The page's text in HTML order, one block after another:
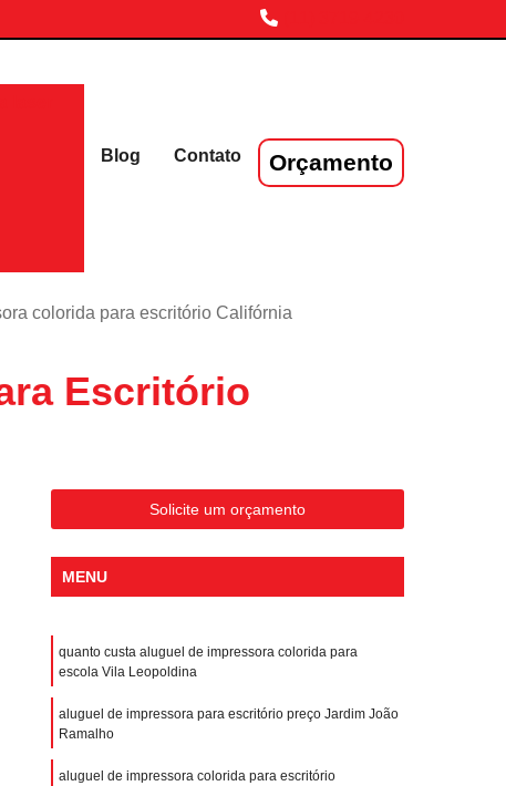
Blog Contato Orçamento
colorida para escritório Califórnia
Escritório
Solicite um orçamento
MENU
quanto custa aluguel de impressora colorida para
escola Vila Leopoldina
aluguel de impressora para escritório preço Jardim João
Ramalho
aluguel de impressora colorida para escritório